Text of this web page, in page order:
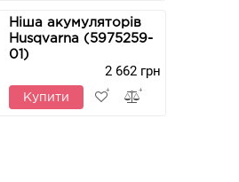
Ніша акумуляторів
Husqvarna (5975259-
01)
2 662 грн
Купити